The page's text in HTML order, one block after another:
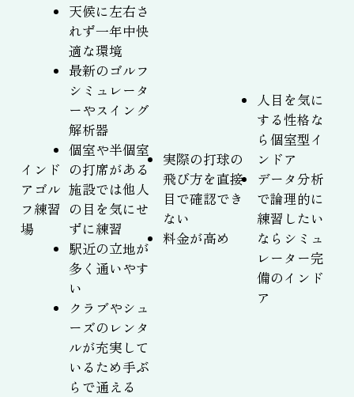
インド
アゴル
フ練習
場
天候に左右さ
れず一年中快
適な環境
最新のゴルフ
シミュレータ
ーやスイング
解析器
個室や半個室
の打席がある
施設では他人
の目を気にせ
ずに練習
駅近の立地が
多く通いやす
い
クラブやシュ
ーズのレンタ
ルが充実して
いるため手ぶ
らで通える
実際の打球の
飛び方を直接
目で確認でき
ない
料金が高め
人目を気に
する性格な
ら個室型イ
ンドア
データ分析
で論理的に
練習したい
ならシミュ
レーター完
備のインド
ア